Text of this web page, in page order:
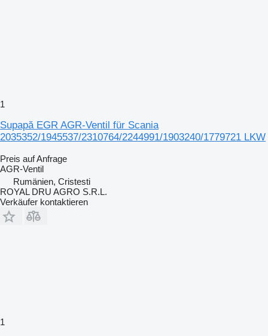
1
Supapă EGR AGR-Ventil für Scania
2035352/1945537/2310764/2244991/1903240/1779721 LKW
Preis auf Anfrage
AGR-Ventil
Rumänien, Cristesti
ROYAL DRU AGRO S.R.L.
Verkäufer kontaktieren
1